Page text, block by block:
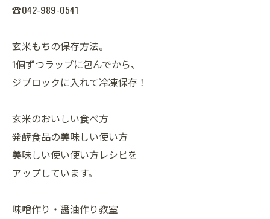
☎042-989-0541
玄米もちの保存方法。
1個ずつラップに包んでから、
ジプロックに入れて冷凍保存！
玄米のおいしい食べ方
発酵食品の美味しい使い方
美味しい使い使い方レシピを
アップしています。
味噌作り・醤油作り教室